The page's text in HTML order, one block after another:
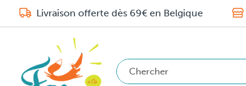
Livraison offerte dès 69€ en Belgique